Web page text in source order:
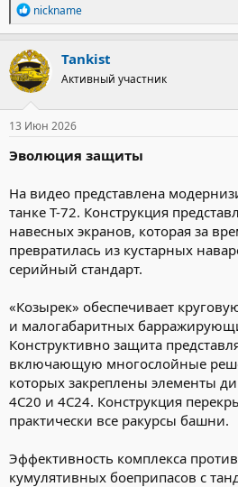
Р
е
а
к
ц
и
и
:
nickname
Tankist
Активный участник
13 Июн 2026
Эволюция защиты
На видео представлена
танке Т-72. Конструкция
навесных экранов, которая за
превратилась из кустарных
серийный стандарт.
«Козырек» обеспечивает
и малогабаритных
Конструктивно защита
включающую многослойные
которых закреплены элементы
4С20 и 4С24. Конструкция
практически все ракурсы башни.
Эффективность комплекса
кумулятивных боеприпасов с